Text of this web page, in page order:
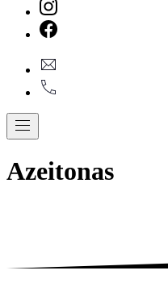
New
Window
Window
Navigation
Azeitonas